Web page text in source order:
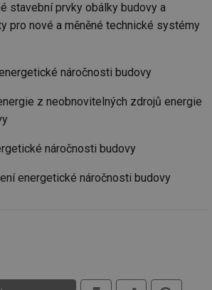
stavební prvky obálky budovy a
pro nové a měněné technické systémy
náročnosti budovy
z neobnovitelných zdrojů energie
náročnosti budovy
energetické náročnosti budovy